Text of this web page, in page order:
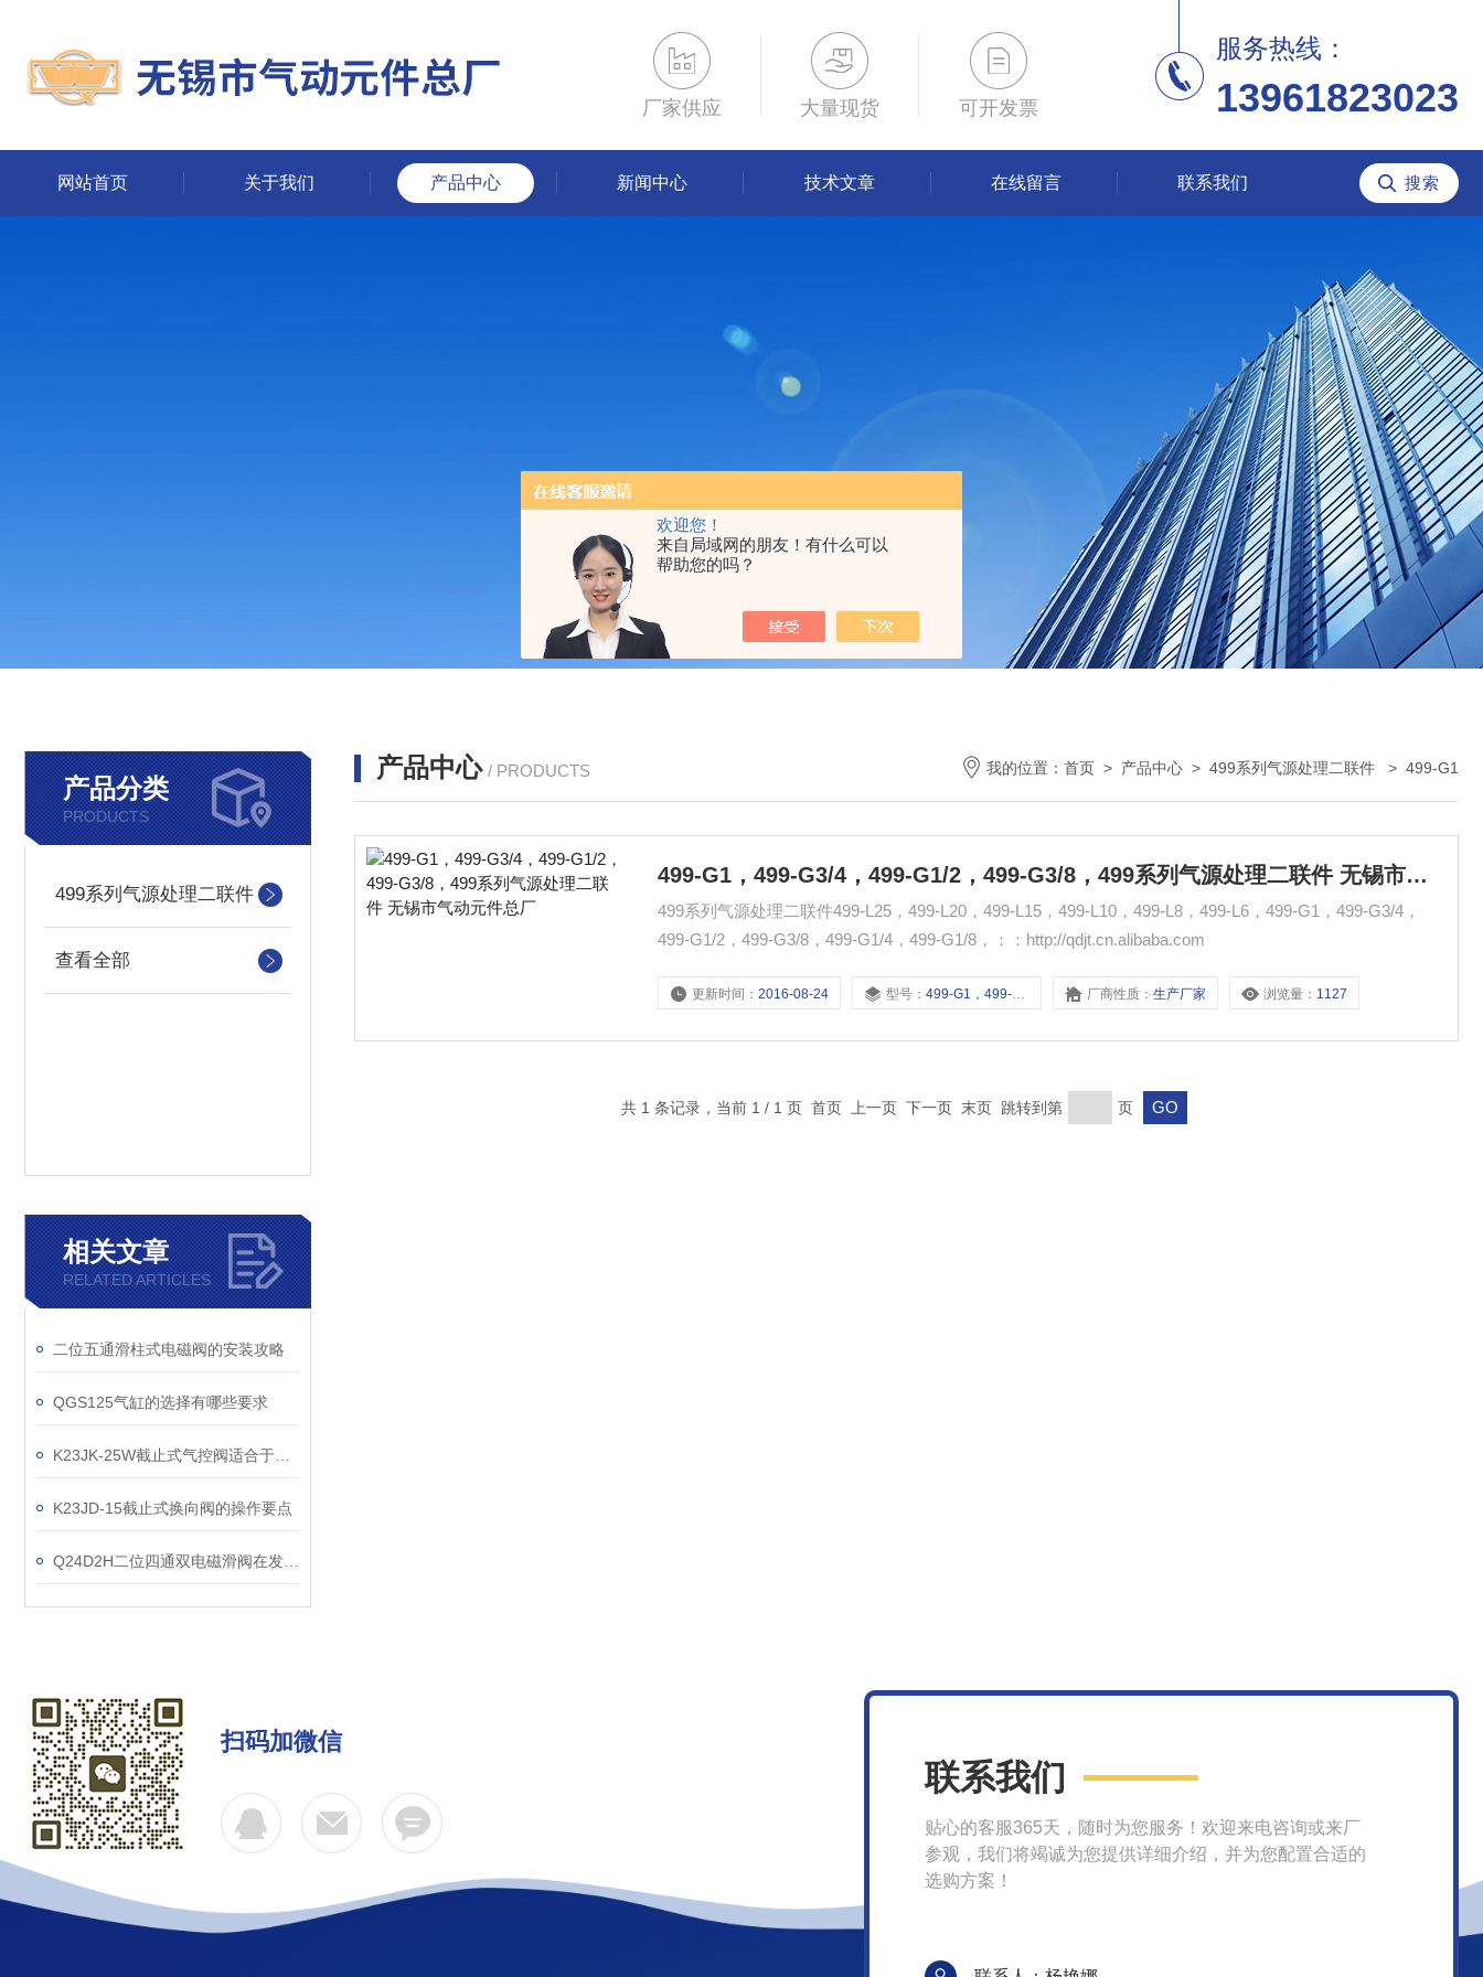
欢迎您！
来自局域网的朋友！有什么可以
帮助您的吗？
厂家供应 大量现货 可开发票
服务热线：
13961823023
网站首页 关于我们 产品中心 新闻中心 技术文章 在线留言 联系我们
产品分类
PRODUCTS
499系列气源处理二联件
查看全部
相关文章
RELATED ARTICLES
二位五通滑柱式电磁阀的安装攻略
QGS125气缸的选择有哪些要求
K23JD-15截止式换向阀的操作要点
产品中心 / PRODUCTS 我的位置： 首页 > 产品中心 > 499系列气源处理二联件 > 499-G1
499-G1，499-G3/4，499-G1/2，499-G3/8，499系列气源处理二联件 无锡市气动元件总厂
499系列气源处理二联件499-L25，499-L20，499-L15，499-L10，499-L8，499-L6，499-G1，499-G3/4，
499-G1/2，499-G3/8，499-G1/4，499-G1/8，：：http://qdjt.cn.alibaba.com
更新时间：2016-08-24 型号：499-G1，499-G3/4，499-G1/2，499-G3/8， 厂商性质：生产厂家 浏览量： 1127
共 1 条记录，当前 1 / 1 页 首页 上一页 下一页 末页 跳转到第 页
扫码加微信
联系我们
贴心的客服365天，随时为您服务！欢迎来电咨询或来厂
参观，我们将竭诚为您提供详细介绍，并为您配置合适的
选购方案！